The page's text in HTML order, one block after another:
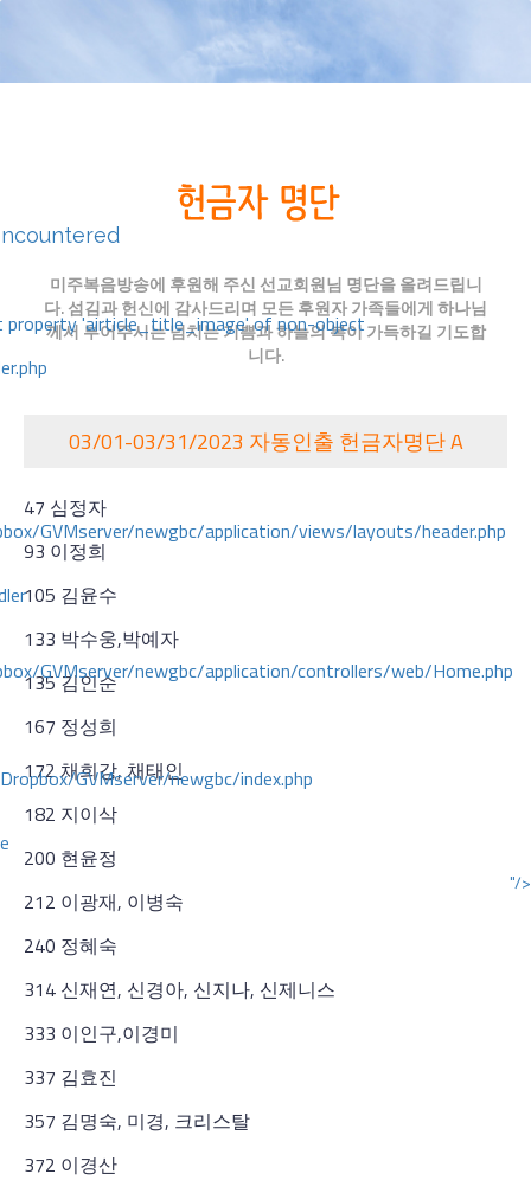
property 'airticle_title_image' of non-object
GVMserver/newgbc/application/views/layouts/header.php
GVMserver/newgbc/application/controllers/web/Home.php
GVMserver/newgbc/index.php
"/>
미주복음방송에 후원해 주신 선교회원님 명단을 올려드립니
다. 섬김과 헌신에 감사드리며 모든 후원자 가족들에게 하나님
께서 부어주시는 넘치는 기쁨과 하늘의 복이 가득하길 기도합
니다.
03/01-03/31/2023 자동인출 헌금자명단 A
47 심정자
93 이정희
105 김윤수
133 박수웅,박예자
135 김인순
167 정성희
172 채희강, 채태인
182 지이삭
200 현윤정
212 이광재, 이병숙
240 정혜숙
314 신재연, 신경아, 신지나, 신제니스
333 이인구,이경미
337 김효진
357 김명숙, 미경, 크리스탈
372 이경산